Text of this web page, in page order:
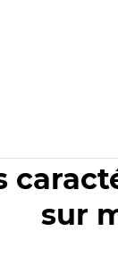
sur